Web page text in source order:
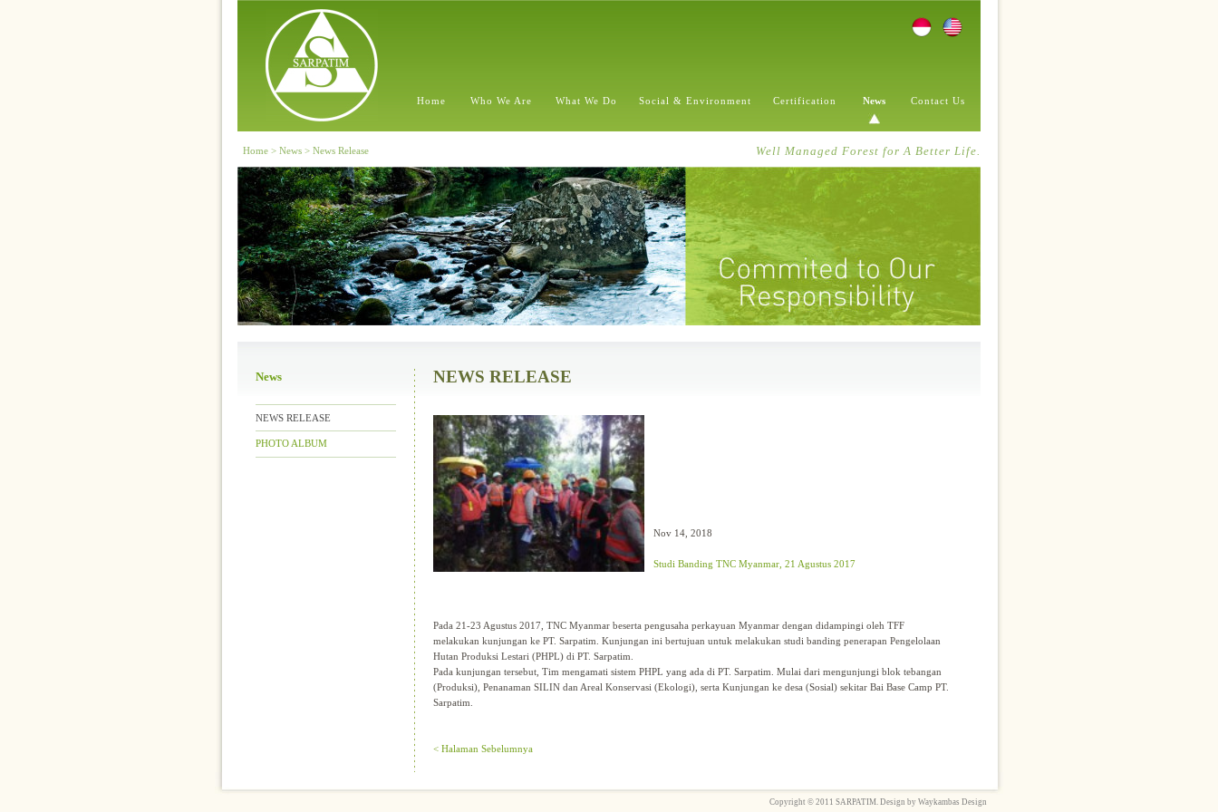
Home Who We Are What We Do Social & Environment Certification News Contact Us
Home > News > News Release Well Managed Forest for A Better Life.
News
NEWS RELEASE
PHOTO ALBUM
NEWS RELEASE
Nov 14, 2018
Studi Banding TNC Myanmar, 21 Agustus 2017
Pada 21-23 Agustus 2017, TNC Myanmar beserta pengusaha perkayuan Myanmar dengan didampingi oleh TFF
melakukan kunjungan ke PT. Sarpatim. Kunjungan ini bertujuan untuk melakukan studi banding penerapan Pengelolaan
Hutan Produksi Lestari (PHPL) di PT. Sarpatim.
Pada kunjungan tersebut, Tim mengamati sistem PHPL yang ada di PT. Sarpatim. Mulai dari mengunjungi blok tebangan
(Produksi), Penanaman SILIN dan Areal Konservasi (Ekologi), serta Kunjungan ke desa (Sosial) sekitar Bai Base Camp PT.
Sarpatim.
< Halaman Sebelumnya
Copyright © 2011 SARPATIM. Design by Waykambas Design